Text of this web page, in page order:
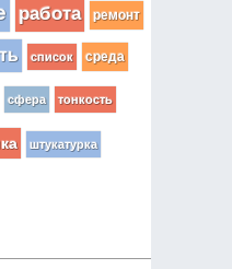
работа ремонт
список среда
сфера тонкость
штукатурка